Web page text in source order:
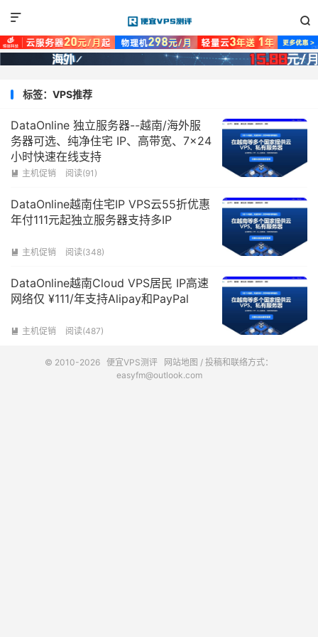


标签：VPS推荐
DataOnline 独立服务器--越南/海外服
务器可选、纯净住宅 IP、高带宽、7×24
小时快速在线支持
 主机促销 阅读(91)
DataOnline越南住宅IP VPS云55折优惠
年付111元起独立服务器支持多IP
 主机促销 阅读(348)
DataOnline越南Cloud VPS居民 IP高速
网络仅 ¥111/年支持Alipay和PayPal
 主机促销 阅读(487)
© 2010-2026 便宜VPS测评 网站地图 / 投稿和联络方式：
easyfm@outlook.com